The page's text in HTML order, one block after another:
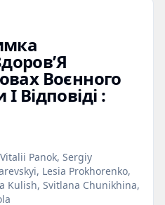
Воєнного
Відповіді :
Panok, Sergiy
Lesia Prokhorenko,
Kulish, Svitlana Chunikhina,